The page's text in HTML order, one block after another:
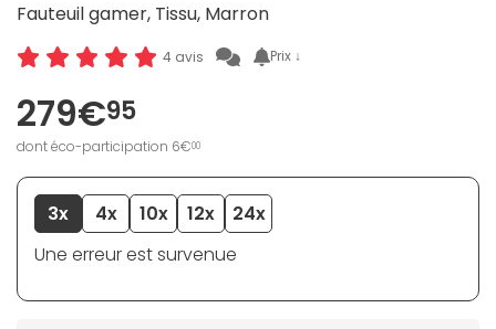
Fauteuil gamer, Tissu, Marron
4 avis Prix ↓
279€95
dont éco-participation 6€00
3x 4x 10x 12x
24x
Une erreur est survenue